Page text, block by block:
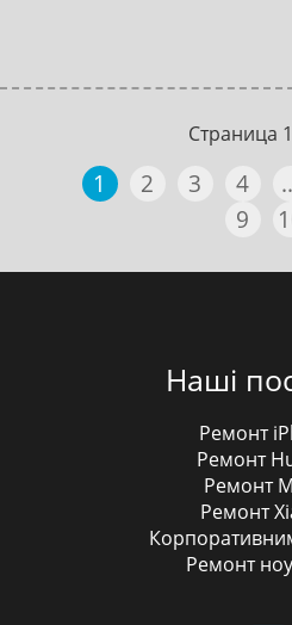
Страница
1 2 3 4
9
Наші
Ремонт
Ремонт
Ремонт
Ремонт
Ремонт